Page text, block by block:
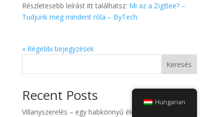
Részletesebb leírást itt találhatsz: Mi az a ZigBee? –
Tudjunk meg mindent róla – ByTech
« Régebbi bejegyzések
Keresés
Recent Posts
Villanyszerelés – egy habkönnyű élet titka
Hungarian